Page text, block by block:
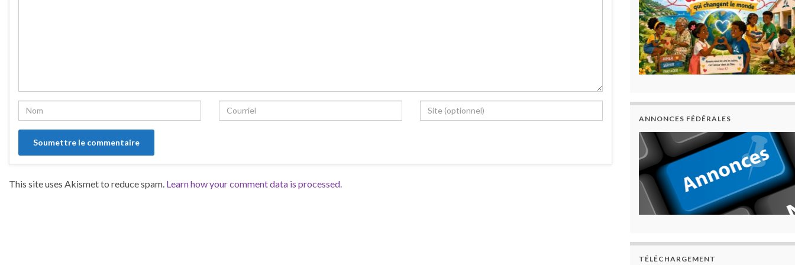
This site uses Akismet to reduce spam. Learn how your comment data is processed.
ANNONCES FÉDÉRALES
TÉLÉCHARGEMENT